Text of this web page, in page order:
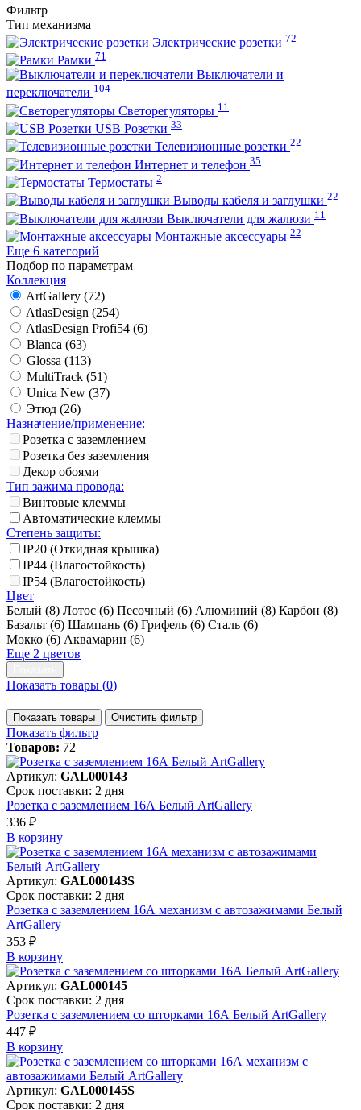
Фильтр
Тип механизма
Электрические розетки 72
Рамки 71
Выключатели и
переключатели 104
Светорегуляторы 11
USB Розетки 33
Телевизионные розетки 22
Интернет и телефон 35
Термостаты 2
Выводы кабеля и заглушки 22
Выключатели для жалюзи 11
Монтажные аксессуары 22
Еще 6 категорий
Подбор по параметрам
Коллекция
ArtGallery (72)
AtlasDesign (254)
AtlasDesign Profi54 (6)
Blanca (63)
Glossa (113)
MultiTrack (51)
Unica New (37)
Этюд (26)
Назначение/применение:
Розетка с заземлением
Розетка без заземления
Декор обоями
Тип зажима провода:
Винтовые клеммы
Автоматические клеммы
Степень защиты:
IP20 (Откидная крышка)
IP44 (Влагостойкость)
IP54 (Влагостойкость)
Цвет
Белый (8) Лотос (6) Песочный (6) Алюминий (8) Карбон (8)
Базальт (6) Шампань (6) Грифель (6) Сталь (6)
Мокко (6) Аквамарин (6)
Еще 2 цветов
Показать товары (0)
Показать товары Очистить фильтр
Показать фильтр
Товаров: 72
Артикул: GAL000143
Срок поставки: 2 дня
Розетка с заземлением 16А Белый ArtGallery
336 ₽
В корзинy
Артикул: GAL000143S
Срок поставки: 2 дня
Розетка с заземлением 16А механизм с автозажимами Белый
ArtGallery
353 ₽
В корзинy
Артикул: GAL000145
Срок поставки: 2 дня
Розетка с заземлением со шторками 16А Белый ArtGallery
447 ₽
В корзинy
Артикул: GAL000145S
Срок поставки: 2 дня